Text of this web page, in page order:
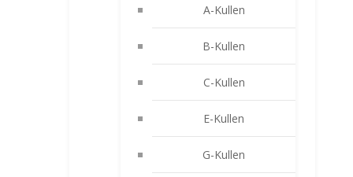
A-Kullen
B-Kullen
C-Kullen
E-Kullen
G-Kullen